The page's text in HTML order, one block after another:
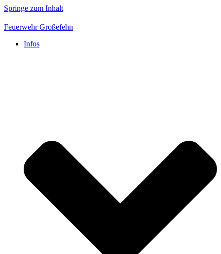
Springe zum Inhalt
Feuerwehr Großefehn
Infos